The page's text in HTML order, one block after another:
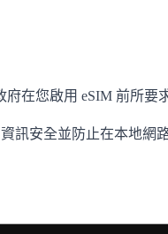
府在您啟用 eSIM 前所要
訊安全並防止在本地